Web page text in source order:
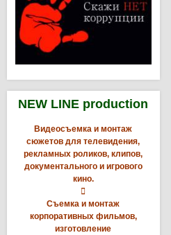
NEW LINE production
Видеосъемка и монтаж
сюжетов для телевидения,
рекламных роликов, клипов,
документального и игрового
кино.

Съемка и монтаж
корпоративных фильмов,
изготовление